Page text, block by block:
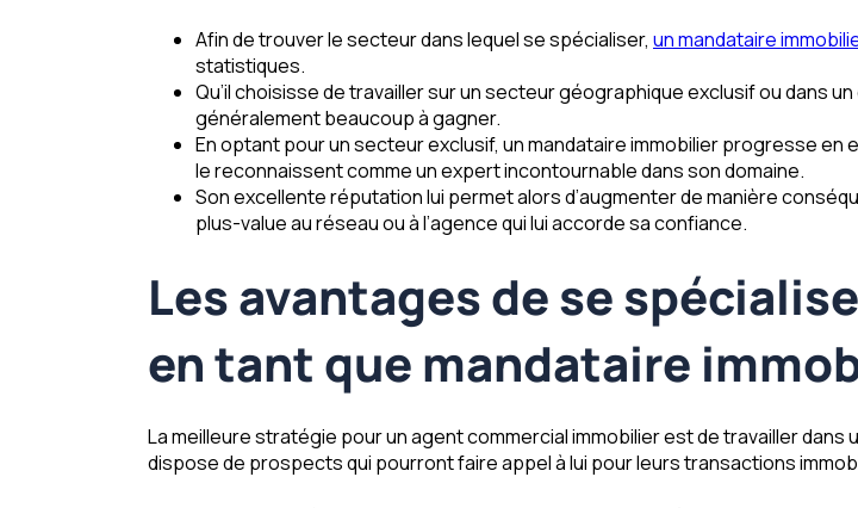
Afin de trouver le secteur dans lequel se spécialiser, un mandataire
statistiques.
Qu’il choisisse de travailler sur un secteur géographique exclusif ou dans
généralement beaucoup à gagner.
En optant pour un secteur exclusif, un mandataire immobilier progresse
le reconnaissent comme un expert incontournable dans son domaine.
Son excellente réputation lui permet alors d’augmenter de manière
plus-value au réseau ou à l’agence qui lui accorde sa confiance.
Les avantages de se
en tant que mandataire
La meilleure stratégie pour un agent commercial immobilier est de travailler
dispose de prospects qui pourront faire appel à lui pour leurs transactions